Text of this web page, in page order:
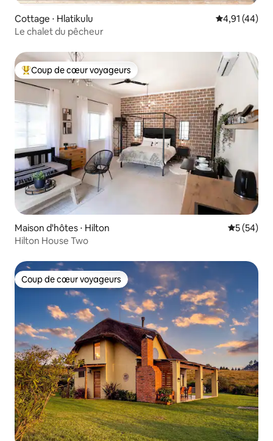
Cottage ⋅ Hlatikulu Évaluation
4,91 (44)
Le chalet du pêcheur
Coups de cœur voyageurs les plus appréciés
Coup de cœur voyageurs
Maison d'hôtes ⋅ Hilton
5 (54)
Hilton House Two
Coup de cœur voyageurs
Coup de cœur voyageurs